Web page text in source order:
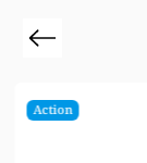
Previous